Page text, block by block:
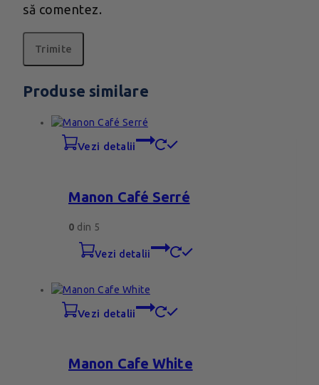
să comentez.
Produse similare
vezi detalii
Manon Café Serré
0 din 5
vezi detalii
vezi detalii
Manon Cafe White